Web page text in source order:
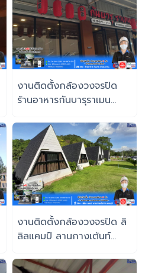
งานติดตั้งกล้องวงจรปิด
ร้านอาหารกันบารุราเมน
งานติดตั้งกล้องวงจรปิด ลิ
ลิลแคมป์ ลานกางเต้นท์